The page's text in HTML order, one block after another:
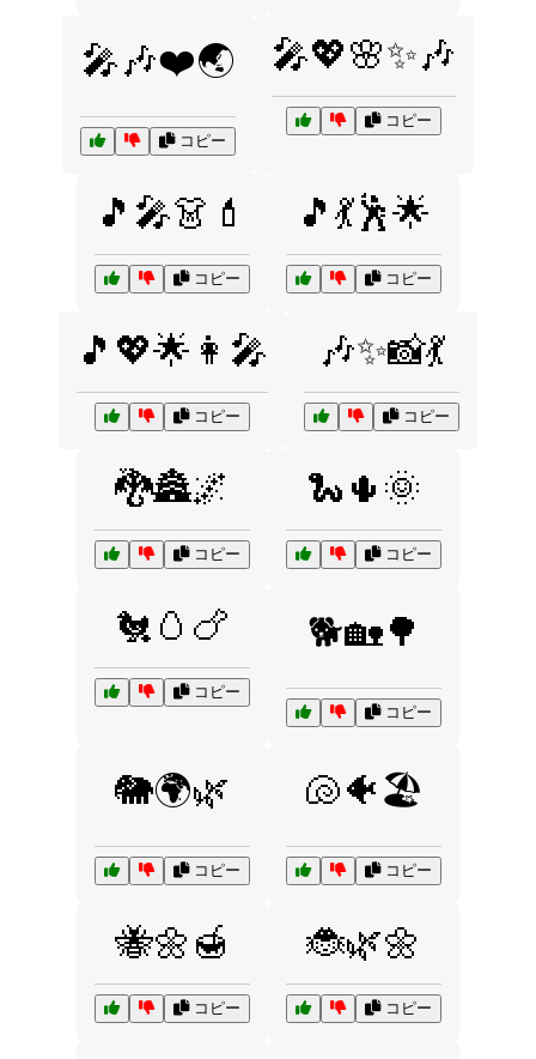
🎤🎶❤️🌏
コピー
🎤💖🌸✨🎶
コピー
🎵🎤👗💄
コピー
🎵💃🕺🌟
コピー
🎵💖🌟👩‍🎤
コピー
🎶✨📸💃
コピー
🐉🏯🌌
コピー
🐍🌵🌞
コピー
🐔🥚🍗
コピー
🐕🏡🌳
コピー
🐘🌍🌿
コピー
🐚🐠🏖️
コピー
🐝🌼🍯
コピー
🐞🌿🌼
コピー